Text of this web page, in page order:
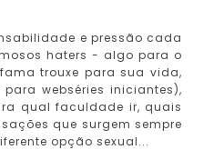
e pressão cada
haters - algo para o
trouxe para sua vida,
webséries iniciantes),
qual faculdade ir, quais
que surgem sempre
opção sexual...